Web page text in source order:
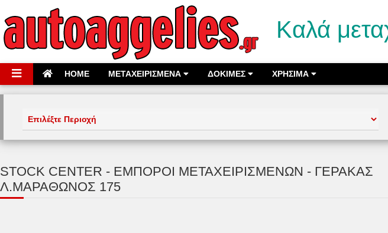
Καλά
HOME ΜΕΤΑΧΕΙΡΙΣΜΕΝΑ ΔΟΚΙΜΕΣ ΧΡΗΣΙΜΑ
STOCK CENTER - ΕΜΠΟΡΟΙ ΜΕΤΑΧΕΙΡΙΣΜΕΝΩΝ - ΓΕΡΑΚΑΣ
Λ.ΜΑΡΑΘΩΝΟΣ 175